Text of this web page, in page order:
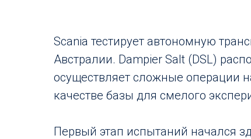
Scania тестирует автономную
Австралии. Dampier Salt (DSL)
осуществляет сложные операции
качестве базы для смелого
Первый этап испытаний начался